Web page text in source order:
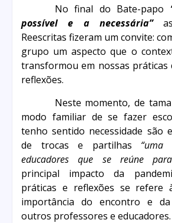
No final do Bate-papo
possível e a necessária”as
Reescritas fizeram um convite:
grupo um aspecto que o
transformou em nossas práticas
reflexões.
Neste momento, de
modo familiar de se fazer
tenho sentido necessidade são
de trocas e partilhas “uma
educadores que se reúne
principal impacto da
práticas e reflexões se refere
importância do encontro e
outros professores e educadores.